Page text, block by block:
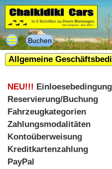
Buchen
Allgemeine
NEU!!!
Reservierung/Buchung
Fahrzeugkategorien
Zahlungsmodalitäten
Kontoüberweisung
Kreditkartenzahlung
PayPal